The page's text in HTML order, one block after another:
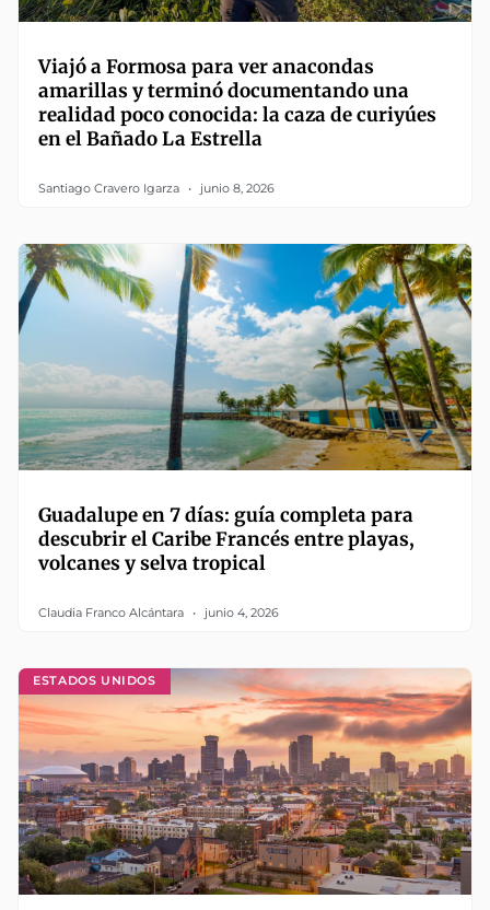
Viajó a Formosa para ver anacondas
amarillas y terminó documentando una
realidad poco conocida: la caza de curiyúes
en el Bañado La Estrella
Santiago Cravero Igarza junio 8, 2026
Guadalupe en 7 días: guía completa para
descubrir el Caribe Francés entre playas,
volcanes y selva tropical
Claudia Franco Alcántara junio 4, 2026
ESTADOS UNIDOS